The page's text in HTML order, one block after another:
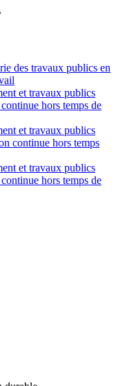
des travaux publics en
et travaux publics
hors temps de
et travaux publics
continue hors temps
et travaux publics
hors temps de